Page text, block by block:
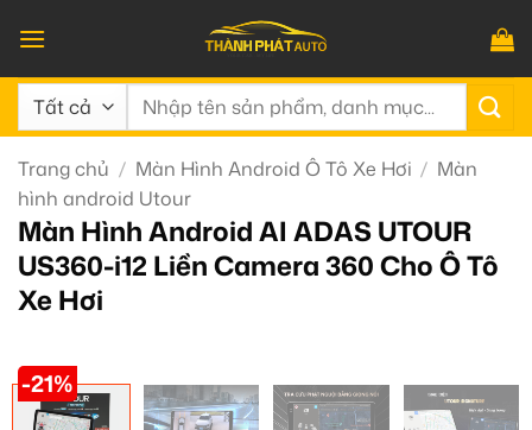
qua
nội
dung
Tìm
Trang chủ / Màn Hình Android Ô Tô Xe Hơi / Màn
hình android Utour
Màn Hình Android AI ADAS UTOUR
US360-i12 Liền Camera 360 Cho Ô Tô
Xe Hơi
-21%